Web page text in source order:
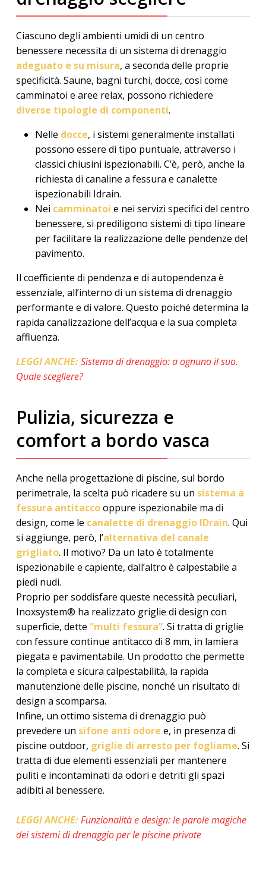
Ciascuno degli ambienti umidi di un centro
benessere necessita di un sistema di drenaggio
adeguato e su misura, a seconda delle proprie
specificità. Saune, bagni turchi, docce, così come
camminatoi e aree relax, possono richiedere
diverse tipologie di componenti.
Nelle docce, i sistemi generalmente installati
possono essere di tipo puntuale, attraverso i
classici chiusini ispezionabili. C’è, però, anche la
richiesta di canaline a fessura e canalette
ispezionabili Idrain.
Nei camminatoi e nei servizi specifici del centro
benessere, si prediligono sistemi di tipo lineare
per facilitare la realizzazione delle pendenze del
pavimento.
Il coefficiente di pendenza e di autopendenza è
essenziale, all’interno di un sistema di drenaggio
performante e di valore. Questo poiché determina la
rapida canalizzazione dell’acqua e la sua completa
affluenza.
LEGGI ANCHE:Sistema di drenaggio: a ognuno il suo.
Quale scegliere?
Pulizia, sicurezza e
comfort a bordo vasca
Anche nella progettazione di piscine, sul bordo
perimetrale, la scelta può ricadere su un sistema a
fessura antitaccooppure ispezionabile ma di
design, come le canalette di drenaggio IDrain. Qui
si aggiunge, però, l’alternativa del canale
grigliato. Il motivo? Da un lato è totalmente
ispezionabile e capiente, dall’altro è calpestabile a
piedi nudi.
Proprio per soddisfare queste necessità peculiari,
Inoxsystem® ha realizzato griglie di design con
superficie, dette “multi fessura”. Si tratta di griglie
con fessure continue antitacco di 8 mm, in lamiera
piegata e pavimentabile. Un prodotto che permette
la completa e sicura calpestabilità, la rapida
manutenzione delle piscine, nonché un risultato di
design a scomparsa.
Infine, un ottimo sistema di drenaggio può
prevedere un sifone anti odore e, in presenza di
piscine outdoor, griglie di arresto per fogliame. Si
tratta di due elementi essenziali per mantenere
puliti e incontaminati da odori e detriti gli spazi
adibiti al benessere.
LEGGI ANCHE:Funzionalità e design: le parole magiche
dei sistemi di drenaggio per le piscine private